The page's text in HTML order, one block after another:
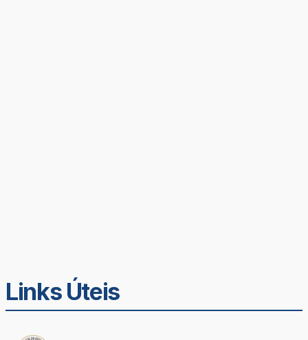
Links Úteis